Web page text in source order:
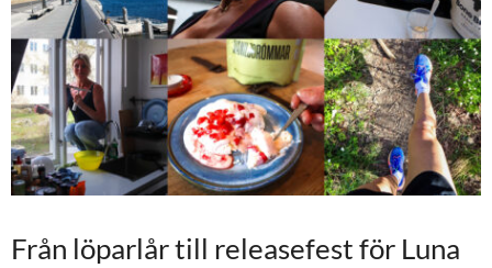
Från löparlår till releasefest för Luna